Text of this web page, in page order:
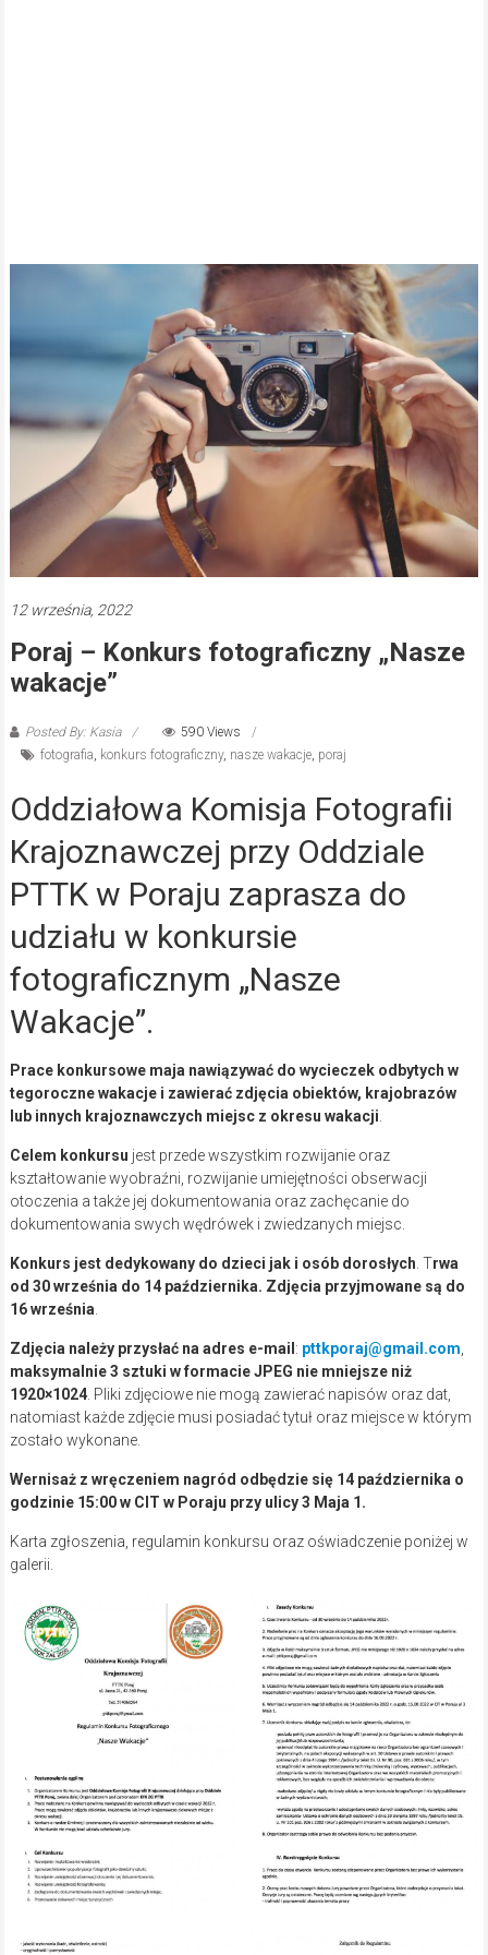
12 września, 2022
Poraj – Konkurs fotograficzny „Nasze
wakacje”
Posted By: Kasia
590 Views
fotografia, konkurs fotograficzny, nasze wakacje, poraj
Oddziałowa Komisja Fotografii
Krajoznawczej przy Oddziale
PTTK w Poraju zaprasza do
udziału w konkursie
fotograficznym „Nasze
Wakacje”.
Prace konkursowe maja nawiązywać do wycieczek odbytych w
tegoroczne wakacje i zawierać zdjęcia obiektów, krajobrazów
lub innych krajoznawczych miejsc z okresu wakacji.
Celem konkursu jest przede wszystkim rozwijanie oraz
kształtowanie wyobraźni, rozwijanie umiejętności obserwacji
otoczenia a także jej dokumentowania oraz zachęcanie do
dokumentowania swych wędrówek i zwiedzanych miejsc.
Konkurs jest dedykowany do dzieci jak i osób dorosłych. Trwa
od 30 września do 14 października. Zdjęcia przyjmowane są do
16 września.
Zdjęcia należy przysłać na adres e-mail : pttkporaj@gmail.com,
maksymalnie 3 sztuki w formacie JPEG nie mniejsze niż
1920×1024. Pliki zdjęciowe nie mogą zawierać napisów oraz dat,
natomiast każde zdjęcie musi posiadać tytuł oraz miejsce w którym
zostało wykonane.
Wernisaż z wręczeniem nagród odbędzie się 14 października o
godzinie 15:00 w CIT w Poraju przy ulicy 3 Maja 1.
Karta zgłoszenia, regulamin konkursu oraz oświadczenie poniżej w
galerii.